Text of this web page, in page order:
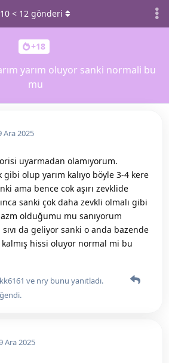
+18
yarım oluyor sanki normali bu
mu
10 < 12 gönderi
Ara 2025
uyarmadan olamıyorum.
olup yarım kalıyo böyle 3-4 kere
ama bence cok aşırı zevklide
sanki çok daha zevkli olmalı gibi
olduğumu mu sanıyorum
da geliyor sanki o anda bazende
kalmış hissi oluyor normal mi bu
ve nry bunu yanıtladı.
.
Ara 2025